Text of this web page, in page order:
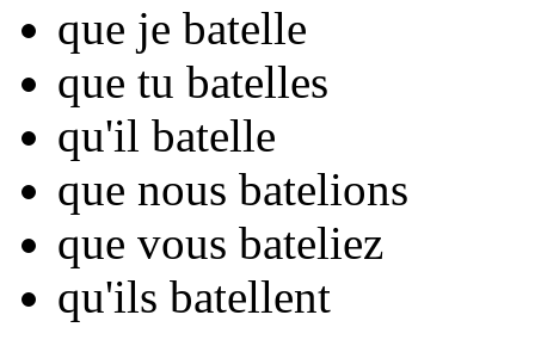
que je batelle
que tu batelles
qu'il batelle
que nous batelions
que vous bateliez
qu'ils batellent